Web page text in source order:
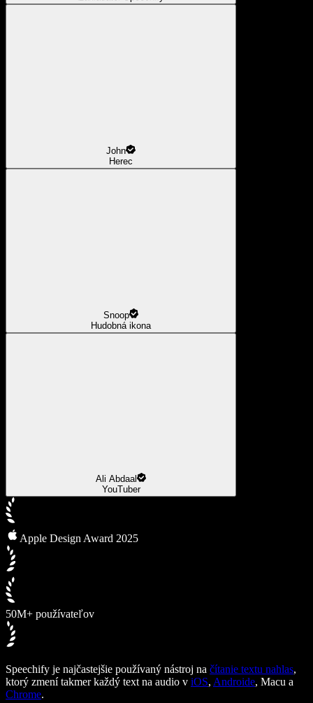
John
Herec
Snoop
Hudobná ikona
Ali Abdaal
YouTuber
Apple Design Award 2025
50M+ používateľov
Speechify je najčastejšie používaný nástroj na čítanie textu nahlas,
ktorý zmení takmer každý text na audio v iOS, Androide, Macu a
Chrome.